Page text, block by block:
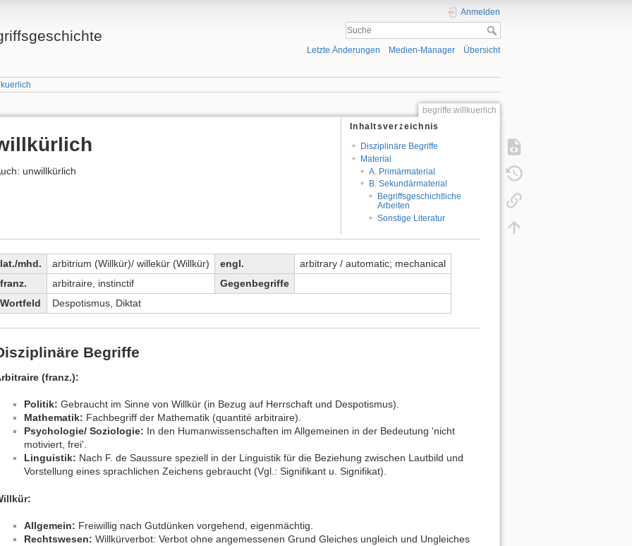
Anmelden
Letzte Änderungen Medien-Manager Übersicht
begriffe:willkuerlich
Inhaltsverzeichnis
Disziplinäre Begriffe
Material
A. Primärmaterial
B. Sekundärmaterial
Begriffsgeschichtliche
Arbeiten
Sonstige Literatur
unwillkürlich
lat./mhd. arbitrium (Willkür)/ willekür (Willkür) engl.
arbitrary / automatic; mechanical
franz.
arbitraire, instinctif
Gegenbegriffe
Wortfeld
Despotismus, Diktat
Begriffe
(franz.):
Politik: Gebraucht im Sinne von Willkür (in Bezug auf Herrschaft und Despotismus).
Mathematik: Fachbegriff der Mathematik (quantité arbitraire).
Psychologie/ Soziologie: In den Humanwissenschaften im Allgemeinen in der Bedeutung 'nicht
motiviert, frei'.
Linguistik: Nach F. de Saussure speziell in der Linguistik für die Beziehung zwischen Lautbild und
Vorstellung eines sprachlichen Zeichens gebraucht (Vgl.: Signifikant u. Signifikat).
Allgemein: Freiwillig nach Gutdünken vorgehend, eigenmächtig.
Rechtswesen: Willkürverbot: Verbot ohne angemessenen Grund Gleiches ungleich und Ungleiches